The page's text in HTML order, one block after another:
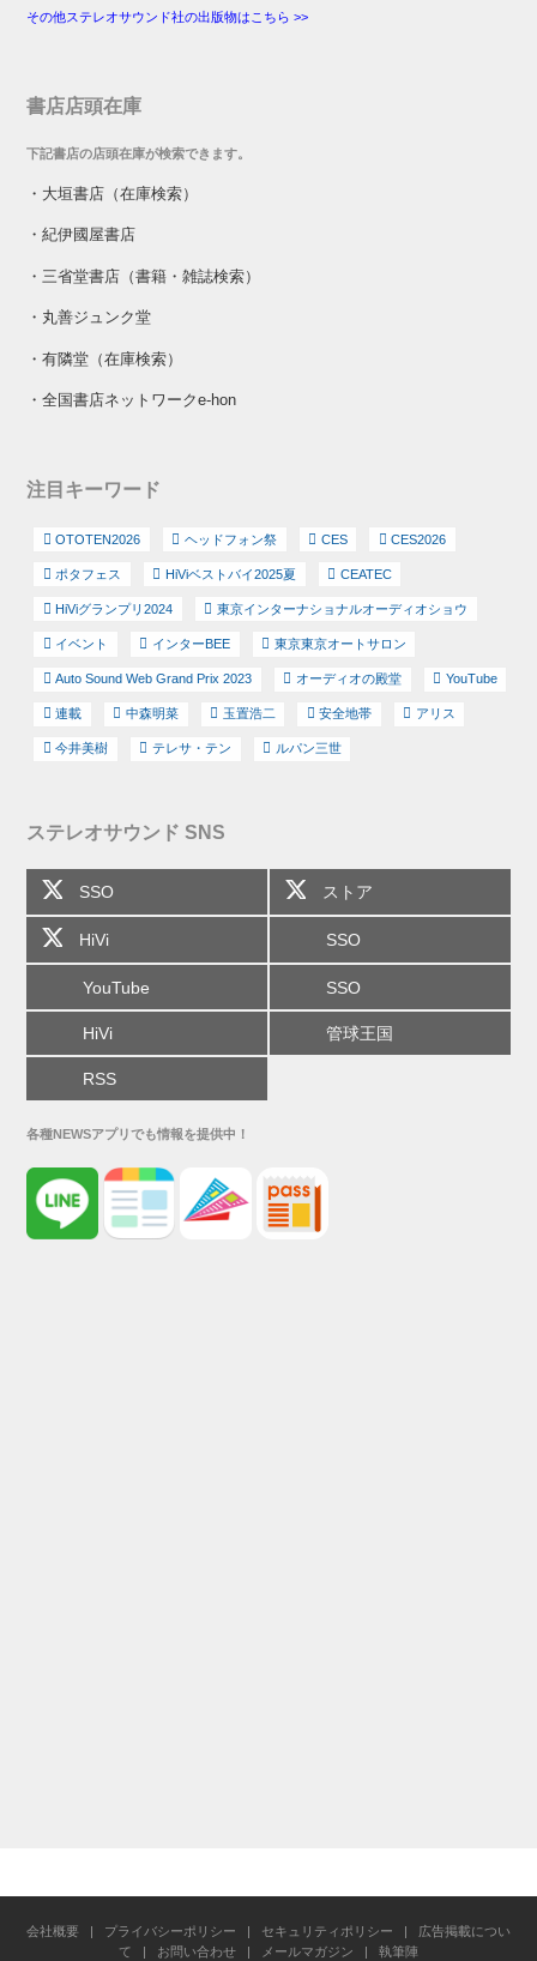
その他ステレオサウンド社の出版物はこちら >>
書店店頭在庫
下記書店の店頭在庫が検索できます。
・ 大垣書店（在庫検索）
・紀伊國屋書店
・ 三省堂書店（書籍・雑誌検索）
・ 丸善ジュンク堂
・有隣堂（在庫検索）
・全国書店ネットワークe-hon
注目キーワード
OTOTEN2026 ヘッドフォン祭 CES CES2026
ポタフェス HiViベストバイ2025夏 CEATEC
HiViグランプリ2024 東京インターナショナルオーディオショウ
イベント インターBEE 東京東京オートサロン
Auto Sound Web Grand Prix 2023 オーディオの殿堂 YouTube
連載 中森明菜 玉置浩二 安全地帯 アリス
今井美樹 テレサ・テン ルパン三世
ステレオサウンド SNS
SSO ストア
HiVi SSO
YouTube SSO
HiVi 管球王国
RSS
各種NEWSアプリでも情報を提供中！
会社概要 | プライバシーポリシー | セキュリティポリシー | 広告掲載につい
て | お問い合わせ | メールマガジン | 執筆陣